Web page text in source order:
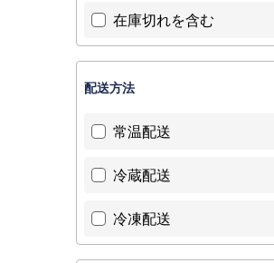
在庫切れを含む
配送方法
常温配送
冷蔵配送
冷凍配送